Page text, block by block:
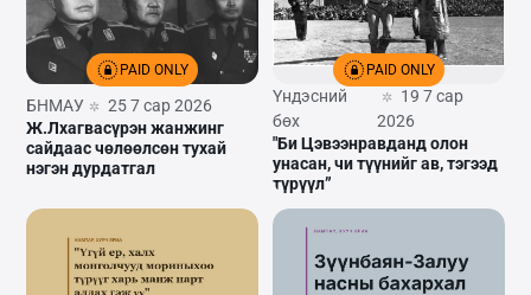
PAID ONLY
БНМАУ
25 7 сар 2026
Ж.Лхагвасүрэн жанжинг
сайдаас чөлөөлсөн тухай
нэгэн дурдатгал
PAID ONLY
Үндэсний
бөх
19 7 сар
2026
"Би Цэвээнравданд олон
унасан, чи түүнийг ав, тэгээд
түрүүл”